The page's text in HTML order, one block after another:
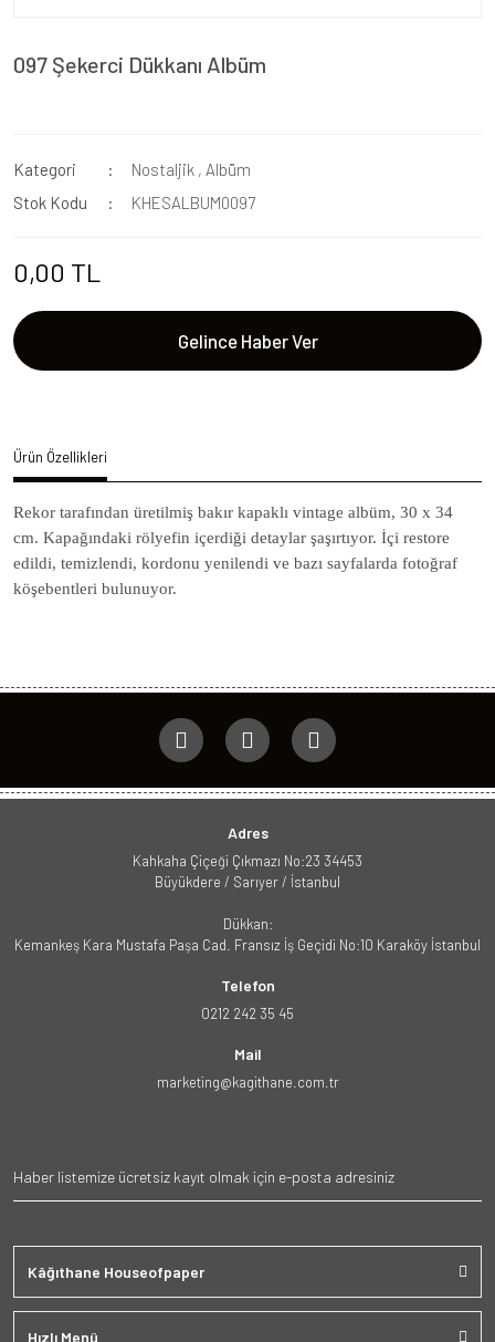
097 Şekerci Dükkanı Albüm
Kategori Nostaljik , Albüm
Stok Kodu
KHESALBUM0097
0,00 TL
Gelince Haber Ver
Ürün Özellikleri
Rekor tarafından üretilmiş bakır kapaklı vintage albüm, 30 x 34
cm. Kapağındaki rölyefin içerdiği detaylar şaşırtıyor. İçi restore
edildi, temizlendi, kordonu yenilendi ve bazı sayfalarda fotoğraf
köşebentleri bulunuyor.
Adres
Kahkaha Çiçeği Çıkmazı No:23 34453
Büyükdere / Sarıyer / İstanbul
Dükkan:
Kemankeş Kara Mustafa Paşa Cad. Fransız İş Geçidi No:10 Karaköy İstanbul
Telefon
0212 242 35 45
Mail
marketing@kagithane.com.tr
Kâğıthane Houseofpaper
Hızlı Menü